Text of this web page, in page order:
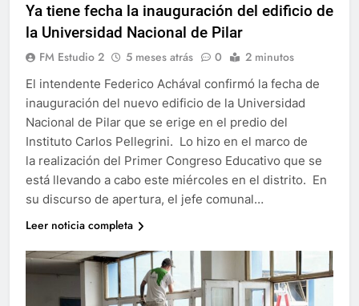
Ya tiene fecha la inauguración del edificio de
la Universidad Nacional de Pilar
FM Estudio 2 5 meses atrás 0 2 minutos
El intendente Federico Achával confirmó la fecha de
inauguración del nuevo edificio de la Universidad
Nacional de Pilar que se erige en el predio del
Instituto Carlos Pellegrini. Lo hizo en el marco de
la realización del Primer Congreso Educativo que se
está llevando a cabo este miércoles en el distrito. En
su discurso de apertura, el jefe comunal…
Leer noticia completa